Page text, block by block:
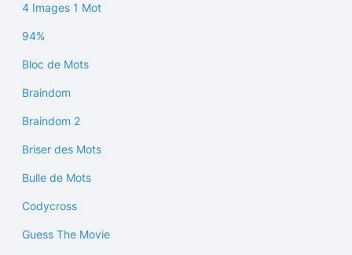
4 Images 1 Mot
94%
Bloc de Mots
Braindom
Braindom 2
Briser des Mots
Bulle de Mots
Codycross
Guess The Movie